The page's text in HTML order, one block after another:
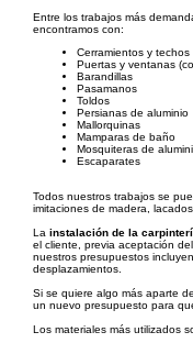
Entre los trabajos más
encontramos con:
Cerramientos y techos
Puertas y ventanas
Barandillas
Pasamanos
Toldos
Persianas de aluminio
Mallorquinas
Mamparas de baño
Mosquiteras de
Escaparates
Todos nuestros trabajos se
imitaciones de madera,
La instalación de la
el cliente, previa aceptación
nuestros presupuestos
desplazamientos.
Si se quiere algo más aparte
un nuevo presupuesto para
Los materiales más utilizados